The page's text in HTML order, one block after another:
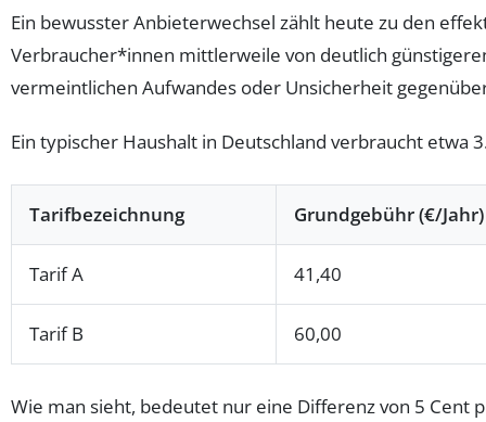
Ein bewusster Anbieterwechsel zählt heute zu den
Verbraucher*innen mittlerweile von deutlich
vermeintlichen Aufwandes oder Unsicherheit
Ein typischer Haushalt in Deutschland verbraucht etwa
Tarifbezeichnung Grundgebühr (€/Jahr)
Tarif A 41,40
Tarif B 60,00
Wie man sieht, bedeutet nur eine Differenz von 5 Cent